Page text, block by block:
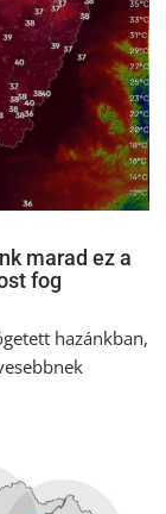
marad ez a
fog
hazánkban,